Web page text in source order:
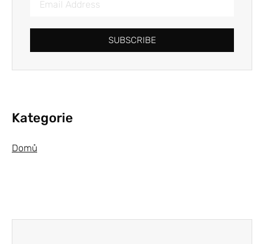
SUBSCRIBE
Kategorie
Domů